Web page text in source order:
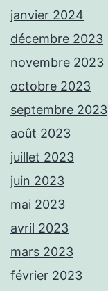
janvier 2024
décembre 2023
novembre 2023
octobre 2023
septembre 2023
août 2023
juillet 2023
juin 2023
mai 2023
avril 2023
mars 2023
février 2023